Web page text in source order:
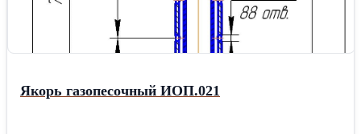
Якорь газопесочный ИОП.021